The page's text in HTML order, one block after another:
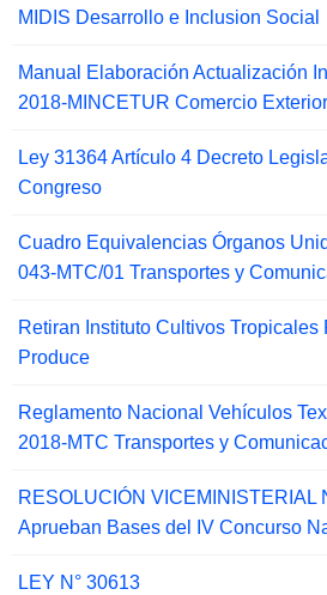
MIDIS Desarrollo e Inclusion Social
Manual Elaboración Actualización
2018-MINCETUR Comercio
Ley 31364 Artículo 4 Decreto
Congreso
Cuadro Equivalencias Órganos
043-MTC/01 Transportes y
Retiran Instituto Cultivos Tropicales
Produce
Reglamento Nacional Vehículos
2018-MTC Transportes y
RESOLUCIÓN VICEMINISTERIAL
Aprueban Bases del IV Concurso
LEY N° 30613